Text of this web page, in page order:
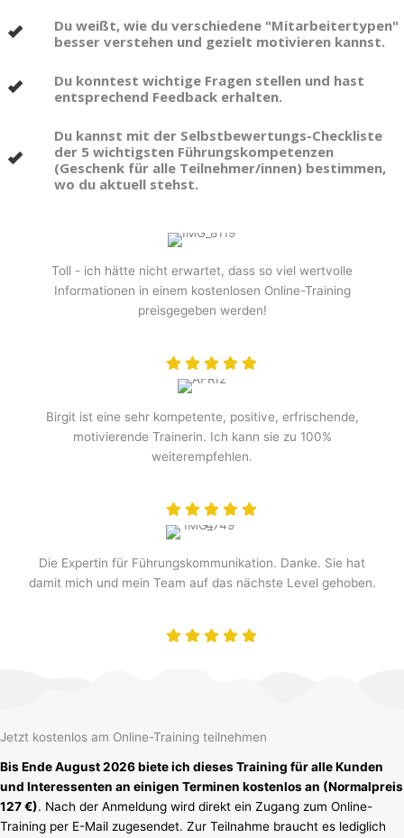
Du weißt, wie du verschiedene "Mitarbeitertypen"
besser verstehen und gezielt motivieren kannst.
Du konntest wichtige Fragen stellen und hast
entsprechend Feedback erhalten.
Du kannst mit der Selbstbewertungs-Checkliste
der 5 wichtigsten Führungskompetenzen
(Geschenk für alle Teilnehmer/innen) bestimmen,
wo du aktuell stehst.
Toll - ich hätte nicht erwartet, dass so viel wertvolle
Informationen in einem kostenlosen Online-Training
preisgegeben werden!
Birgit ist eine sehr kompetente, positive, erfrischende,
motivierende Trainerin. Ich kann sie zu 100%
weiterempfehlen.
Die Expertin für Führungskommunikation. Danke. Sie hat
damit mich und mein Team auf das nächste Level gehoben.
Jetzt kostenlos am Online-Training teilnehmen
Bis Ende August 2026 biete ich dieses Training für alle Kunden
und Interessenten an einigen Terminen kostenlos an (Normalpreis
127 €). Nach der Anmeldung wird direkt ein Zugang zum Online-
Training per E-Mail zugesendet. Zur Teilnahme braucht es lediglich